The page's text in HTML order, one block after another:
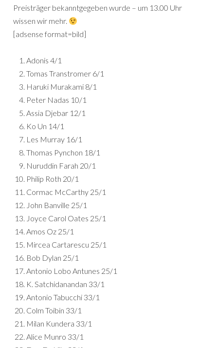
Preisträger bekanntgegeben wurde – um 13.00 Uhr
wissen wir mehr.
[adsense format=bild]
Adonis 4/1
Tomas Transtromer 6/1
Haruki Murakami 8/1
Peter Nadas 10/1
Assia Djebar 12/1
Ko Un 14/1
Les Murray 16/1
Thomas Pynchon 18/1
Nuruddin Farah 20/1
Philip Roth 20/1
Cormac McCarthy 25/1
John Banville 25/1
Joyce Carol Oates 25/1
Amos Oz 25/1
Mircea Cartarescu 25/1
Bob Dylan 25/1
Antonio Lobo Antunes 25/1
K. Satchidanandan 33/1
Antonio Tabucchi 33/1
Colm Toibin 33/1
Milan Kundera 33/1
Alice Munro 33/1